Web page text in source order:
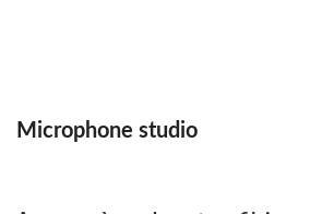
Microphone studio